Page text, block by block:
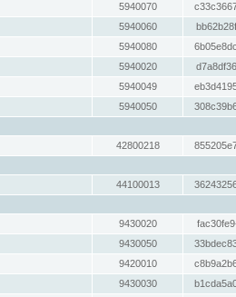
5940070
5940060
5940080
5940020
5940049
5940050
42800218
44100013
9430020
9430050
9420010
9430030